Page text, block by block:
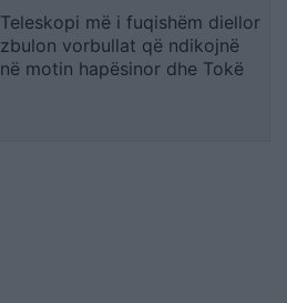
Teleskopi më i fuqishëm diellor
zbulon vorbullat që ndikojnë
në motin hapësinor dhe Tokë